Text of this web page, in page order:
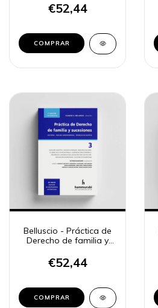
€52,44
COMPRAR
Belluscio - Práctica de
Derecho de familia y
€52,44
COMPRAR